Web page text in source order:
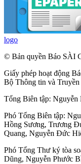
logo
© Bản quyền Báo SÀI
Giấy phép hoạt động
Bộ Thông tin và
Tổng Biên tập: Nguyễn
Phó Tổng Biên tập:
Hồng Sương, Trương
Quang, Nguyễn Đức
Phó Tổng Thư ký tòa
Dũng, Nguyễn Phước